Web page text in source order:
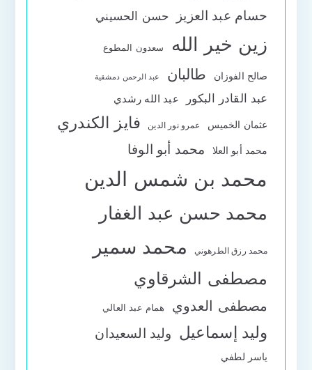
حسام عبد العزيز حسن الحسيني
زين خير الله سعدون المطوع
صالح الفوزان طالبان عبد الرحمن دمشقية
عبد القادر البكور عبد الله رشدي
عثمان الخميس عمرو نور الدين فايز الكندري
محمد أبو العلا محمد أبو الوفا
محمد بن شمس الدين
محمد حسن عبد الغفار
محمد رزق الطرهوني محمد سمير
مصطفى الشرقاوي
مصطفى العدوي همام عبد العالي
وليد إسماعيل وليد السعيدان
ياسر لطفي